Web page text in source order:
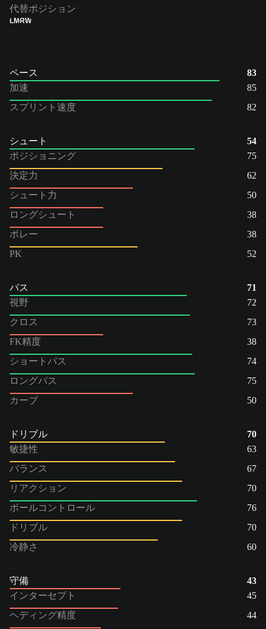
代替ポジション
LMRW
ペース
83
加速
85
スプリント速度
82
シュート
54
ポジショニング
75
決定力
62
シュート力
50
ロングシュート
38
ボレー
38
PK
52
パス
71
視野
72
クロス
73
FK精度
38
ショートパス
74
ロングパス
75
カーブ
50
ドリブル
70
敏捷性
63
バランス
67
リアクション
70
ボールコントロール
76
ドリブル
70
冷静さ
60
守備
43
インターセプト
45
ヘディング精度
44